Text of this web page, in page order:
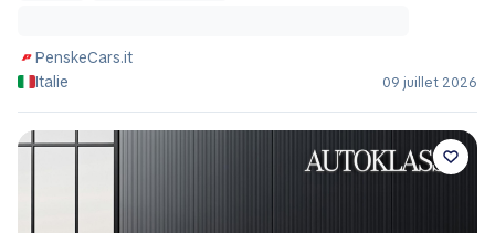
PenskeCars.it
Italie
09 juillet 2026